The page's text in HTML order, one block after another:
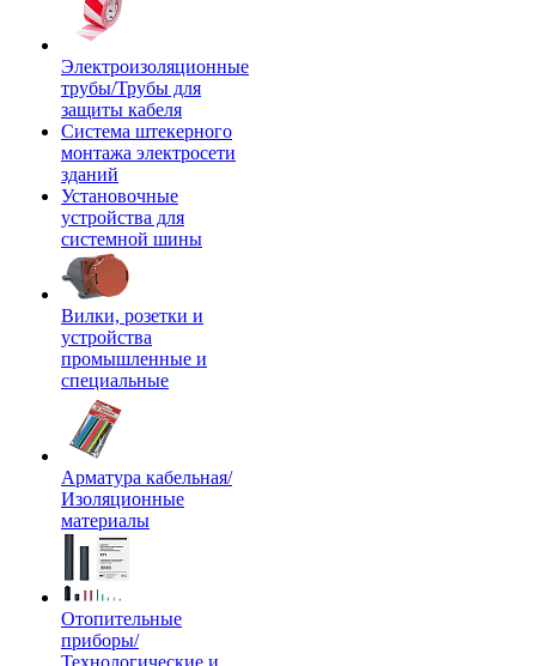
Электроизоляционные
трубы/Трубы для
защиты кабеля
Система штекерного
монтажа электросети
зданий
Установочные
устройства для
системной шины
Вилки, розетки и
устройства
промышленные и
специальные
Арматура кабельная/
Изоляционные
материалы
Отопительные
приборы/
Технологические и